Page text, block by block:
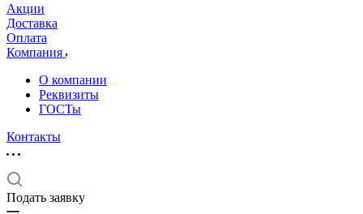
Акции
Доставка
Оплата
Компания
О компании
Реквизиты
ГОСТы
Контакты
Подать заявку